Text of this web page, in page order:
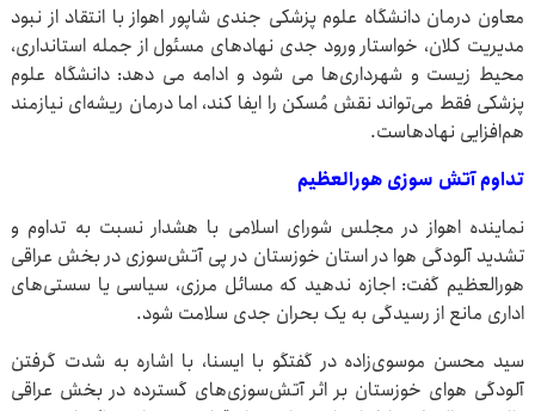
معاون درمان دانشگاه علوم پزشکی جندی شاپور اهواز با انتقاد از نبود
مدیریت کلان، خواستار ورود جدی نهادهای مسئول از جمله استانداری،
محیط زیست و شهرداری‌ها می شود و ادامه می دهد: دانشگاه علوم
پزشکی فقط می‌تواند نقش مُسکن را ایفا کند، اما درمان ریشه‌ای نیازمند
هم‌افزایی نهادهاست.
تداوم آتش سوزی هورالعظیم
نماینده اهواز در مجلس شورای اسلامی با هشدار نسبت به تداوم و
تشدید آلودگی هوا در استان خوزستان در پی آتش‌سوزی در بخش عراقی
هورالعظیم گفت: اجازه ندهید که مسائل مرزی، سیاسی یا سستی‌های
اداری مانع از رسیدگی به یک بحران جدی سلامت شود.
سید محسن موسوی‌زاده در گفتگو با ایسنا، با اشاره به شدت گرفتن
آلودگی هوای خوزستان بر اثر آتش‌سوزی‌های گسترده در بخش عراقی